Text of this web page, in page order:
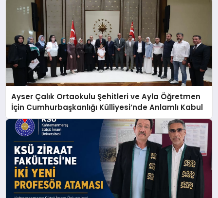
Ayser Çalık Ortaokulu Şehitleri ve Ayla Öğretmen
İçin Cumhurbaşkanlığı Külliyesi’nde Anlamlı Kabul